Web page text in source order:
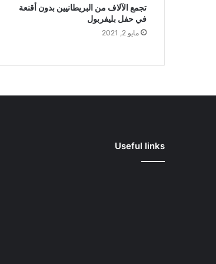
تجمع الآلاف من البريطانيين بدون أقنعة
في حفل بليفربول
مايو 2, 2021
Useful links